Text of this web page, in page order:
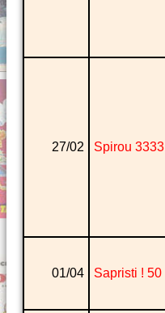
27/02 Spirou 3333
01/04 Sapristi ! 50